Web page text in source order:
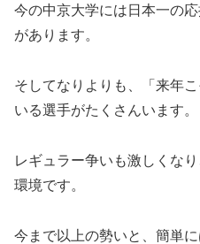
今の中京大学には日本一の
があります。
そしてなりよりも、「来年
いる選手がたくさんいます。
レギュラー争いも激しくな
環境です。
今まで以上の勢いと、簡単